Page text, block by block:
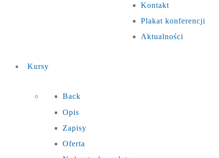
Kontakt
Plakat konferencji
Aktualności
Kursy
Back
Opis
Zapisy
Oferta